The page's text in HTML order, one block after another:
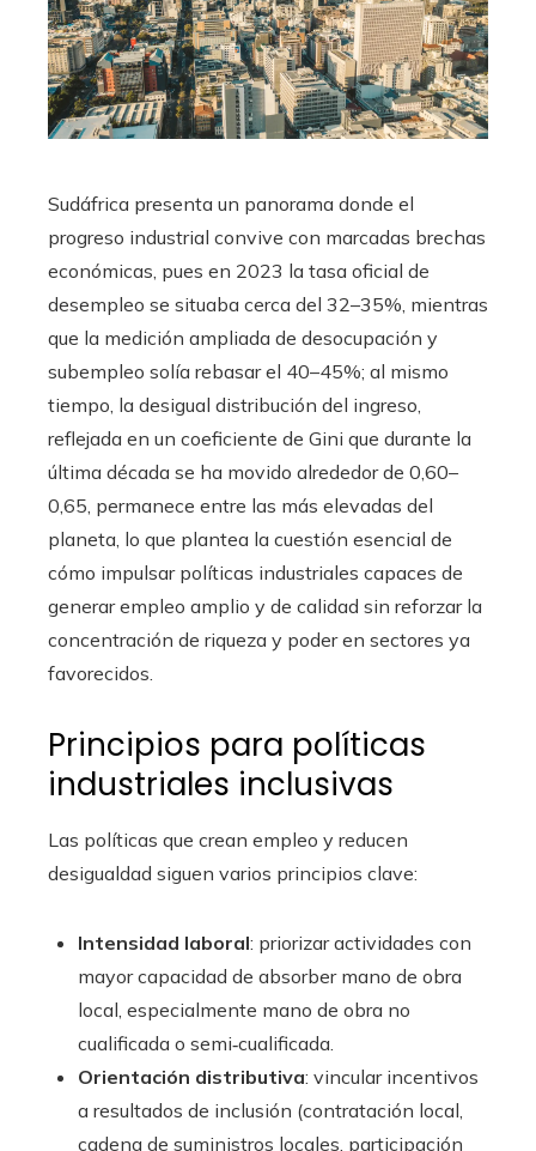
Sudáfrica presenta un panorama donde el
progreso industrial convive con marcadas brechas
económicas, pues en 2023 la tasa oficial de
desempleo se situaba cerca del 32–35%, mientras
que la medición ampliada de desocupación y
subempleo solía rebasar el 40–45%; al mismo
tiempo, la desigual distribución del ingreso,
reflejada en un coeficiente de Gini que durante la
última década se ha movido alrededor de 0,60–
0,65, permanece entre las más elevadas del
planeta, lo que plantea la cuestión esencial de
cómo impulsar políticas industriales capaces de
generar empleo amplio y de calidad sin reforzar la
concentración de riqueza y poder en sectores ya
favorecidos.
Principios para políticas
industriales inclusivas
Las políticas que crean empleo y reducen
desigualdad siguen varios principios clave:
Intensidad laboral: priorizar actividades con
mayor capacidad de absorber mano de obra
local, especialmente mano de obra no
cualificada o semi‑cualificada.
Orientación distributiva: vincular incentivos
a resultados de inclusión (contratación local,
cadena de suministros locales, participación